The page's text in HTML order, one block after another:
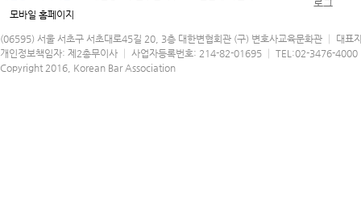
모바일 홈페이지
(06595) 서울 서초구 서초대로45길 20, 3층 대한변협회관 (구) 변호사교육문화관 │ 대표
개인정보책임자: 제2총무이사 │ 사업자등록번호: 214-82-01695 │ TEL:02-3476-
Copyright 2016, Korean Bar Association